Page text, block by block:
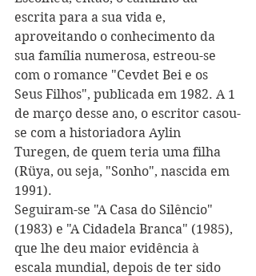
escrita para a sua vida e,
aproveitando o conhecimento da
sua família numerosa, estreou-se
com o romance "Cevdet Bei e os
Seus Filhos", publicada em 1982. A 1
de março desse ano, o escritor casou-
se com a historiadora Aylin
Turegen, de quem teria uma filha
(Rüya, ou seja, "Sonho", nascida em
1991).
Seguiram-se "A Casa do Silêncio"
(1983) e "A Cidadela Branca" (1985),
que lhe deu maior evidência à
escala mundial, depois de ter sido